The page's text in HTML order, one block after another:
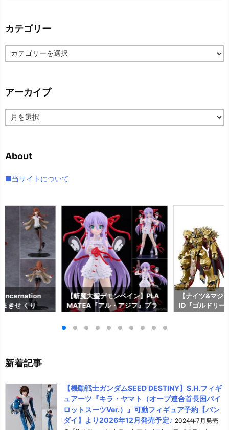
カテゴリー
カ
テ
ー
アーカイブ
ー
ブ
About
■当サイトについて
きせ くり
【斬魔大聖デモンベイン】PLA
MATEA『アル・アジフ』プラ
ンパニー】より2027年4月発売
【ナイツ&マジ
ID『ゴルドリー
新着記事
【機動戦士ガンダムSEED DESTINY】S.H.フィギ
ュアーツ『キラ・ヤマト（オーブ連合首長国パイ
ロットスーツVer.）』可動フィギュア予約【バン
ダイ】より2026年12月発売予定♪ 2024年7月発売